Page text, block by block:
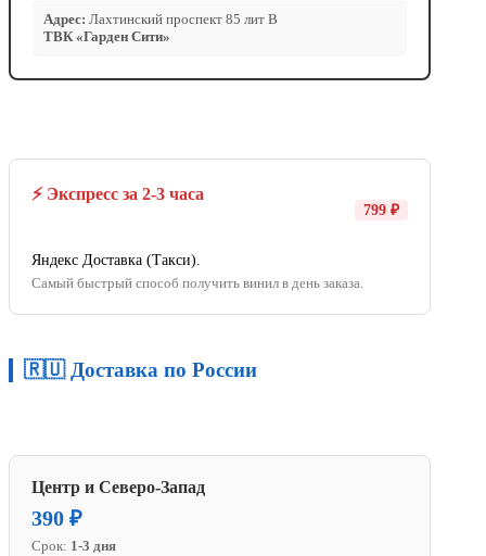
Адрес: Лахтинский проспект 85 лит В
ТВК «Гарден Сити»
⚡ Экспресс за 2-3 часа
799 ₽
Яндекс Доставка (Такси).
Самый быстрый способ получить винил в день заказа.
🇷🇺 Доставка по России
Центр и Северо-Запад
390 ₽
Срок: 1-3 дня